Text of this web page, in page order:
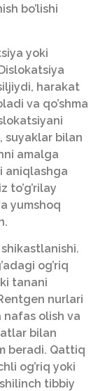
bo’lishi
yoki
harakat
va qo’shma
suyaklar bilan
amalga
aniqlashga
to’g’rilay
yumshoq
og’riq
tanani
nurlari
nafas olish va
bilan
beradi. Qattiq
og’riq yoki
tibbiy